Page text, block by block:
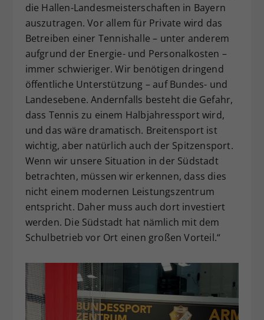
die Hallen-Landesmeisterschaften in Bayern
auszutragen. Vor allem für Private wird das
Betreiben einer Tennishalle – unter anderem
aufgrund der Energie- und Personalkosten –
immer schwieriger. Wir benötigen dringend
öffentliche Unterstützung – auf Bundes- und
Landesebene. Andernfalls besteht die Gefahr,
dass Tennis zu einem Halbjahressport wird,
und das wäre dramatisch. Breitensport ist
wichtig, aber natürlich auch der Spitzensport.
Wenn wir unsere Situation in der Südstadt
betrachten, müssen wir erkennen, dass dies
nicht einem modernen Leistungszentrum
entspricht. Daher muss auch dort investiert
werden. Die Südstadt hat nämlich mit dem
Schulbetrieb vor Ort einen großen Vorteil.“